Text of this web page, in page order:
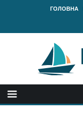
ГОЛОВНА